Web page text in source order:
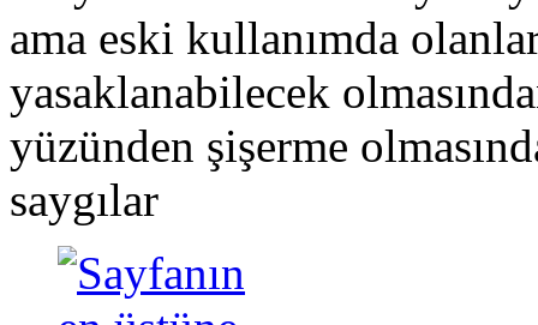
ama eski kullanımda
yasaklanabilecek
yüzünden şişerme
saygılar